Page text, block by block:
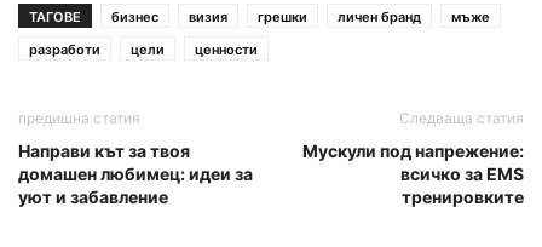
ТАГОВЕ бизнес визия грешки личен бранд
мъже
разработи
цели ценности
предишна статия
Направи кът за твоя
домашен любимец: идеи за
уют и забавление
Следваща статия
Мускули под напрежение:
всичко за EMS
тренировките